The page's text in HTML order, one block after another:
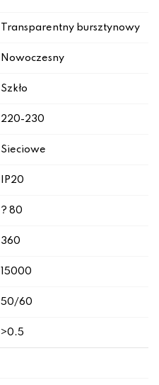
Transparentny bursztynowy
Nowoczesny
Szkło
220-230
Sieciowe
IP20
? 80
360
15000
50/60
>0.5